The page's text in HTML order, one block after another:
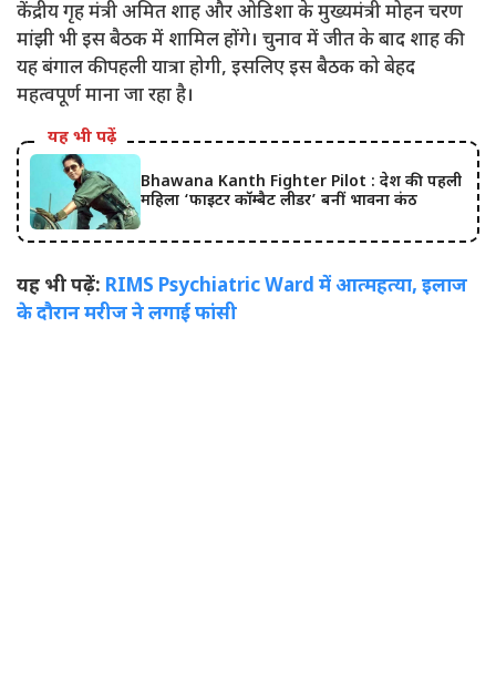
केंद्रीय गृह मंत्री अमित शाह और ओडिशा के मुख्यमंत्री मोहन चरण
मांझी भी इस बैठक में शामिल होंगे। चुनाव में जीत के बाद शाह की
यह बंगाल की पहली यात्रा होगी, इसलिए इस बैठक को बेहद
महत्वपूर्ण माना जा रहा है।
यह भी पढ़ें
Bhawana Kanth Fighter Pilot : देश की पहली
महिला ‘फाइटर कॉम्बैट लीडर’ बनीं भावना कंठ
यह भी पढ़ें: RIMS Psychiatric Ward में आत्महत्या, इलाज
के दौरान मरीज ने लगाई फांसी